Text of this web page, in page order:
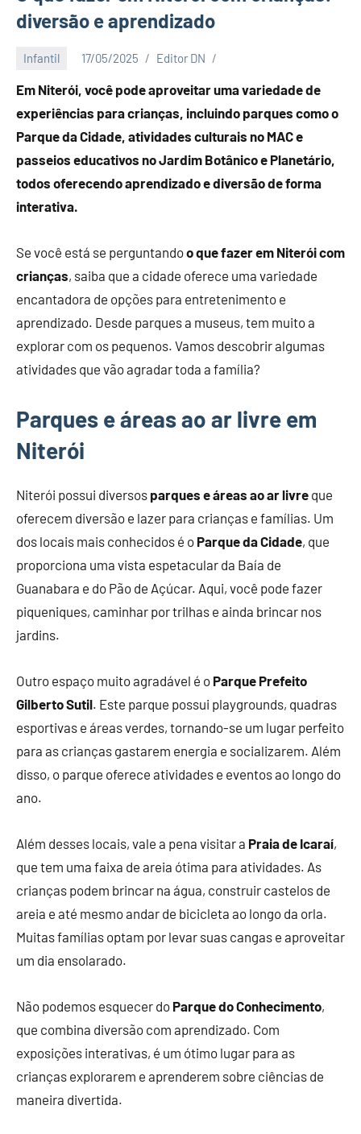
diversão e aprendizado
Infantil 17/05/2025 Editor DN
Em Niterói, você pode aproveitar uma variedade de
experiências para crianças, incluindo parques como o
Parque da Cidade, atividades culturais no MAC e
passeios educativos no Jardim Botânico e Planetário,
todos oferecendo aprendizado e diversão de forma
interativa.
Se você está se perguntandoo que fazer em Niterói com
crianças, saiba que a cidade oferece uma variedade
encantadora de opções para entretenimento e
aprendizado. Desde parques a museus, tem muito a
explorar com os pequenos. Vamos descobrir algumas
atividades que vão agradar toda a família?
Parques e áreas ao ar livre em
Niterói
Niterói possui diversos parques e áreas ao ar livre que
oferecem diversão e lazer para crianças e famílias. Um
dos locais mais conhecidos é o Parque da Cidade, que
proporciona uma vista espetacular da Baía de
Guanabara e do Pão de Açúcar. Aqui, você pode fazer
piqueniques, caminhar por trilhas e ainda brincar nos
jardins.
Outro espaço muito agradável é o Parque Prefeito
Gilberto Sutil. Este parque possui playgrounds, quadras
esportivas e áreas verdes, tornando-se um lugar perfeito
para as crianças gastarem energia e socializarem. Além
disso, o parque oferece atividades e eventos ao longo do
ano.
Além desses locais, vale a pena visitar a Praia de Icaraí,
que tem uma faixa de areia ótima para atividades. As
crianças podem brincar na água, construir castelos de
areia e até mesmo andar de bicicleta ao longo da orla.
Muitas famílias optam por levar suas cangas e aproveitar
um dia ensolarado.
Não podemos esquecer do Parque do Conhecimento,
que combina diversão com aprendizado. Com
exposições interativas, é um ótimo lugar para as
crianças explorarem e aprenderem sobre ciências de
maneira divertida.